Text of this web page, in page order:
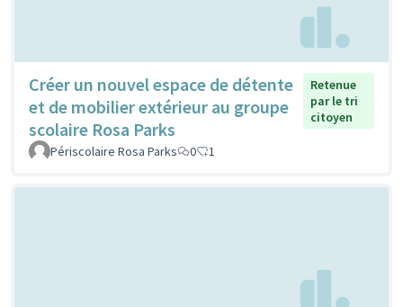
Créer un nouvel espace de détente
et de mobilier extérieur au groupe
scolaire Rosa Parks
Retenue
par le tri
citoyen
Périscolaire Rosa Parks 0 1